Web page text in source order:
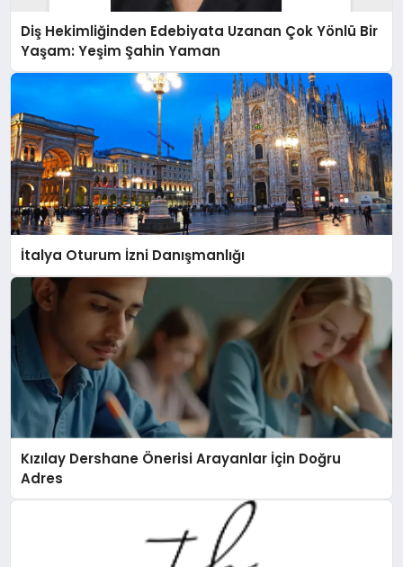
Diş Hekimliğinden Edebiyata Uzanan Çok Yönlü Bir
Yaşam: Yeşim Şahin Yaman
İtalya Oturum İzni Danışmanlığı
Kızılay Dershane Önerisi Arayanlar İçin Doğru
Adres